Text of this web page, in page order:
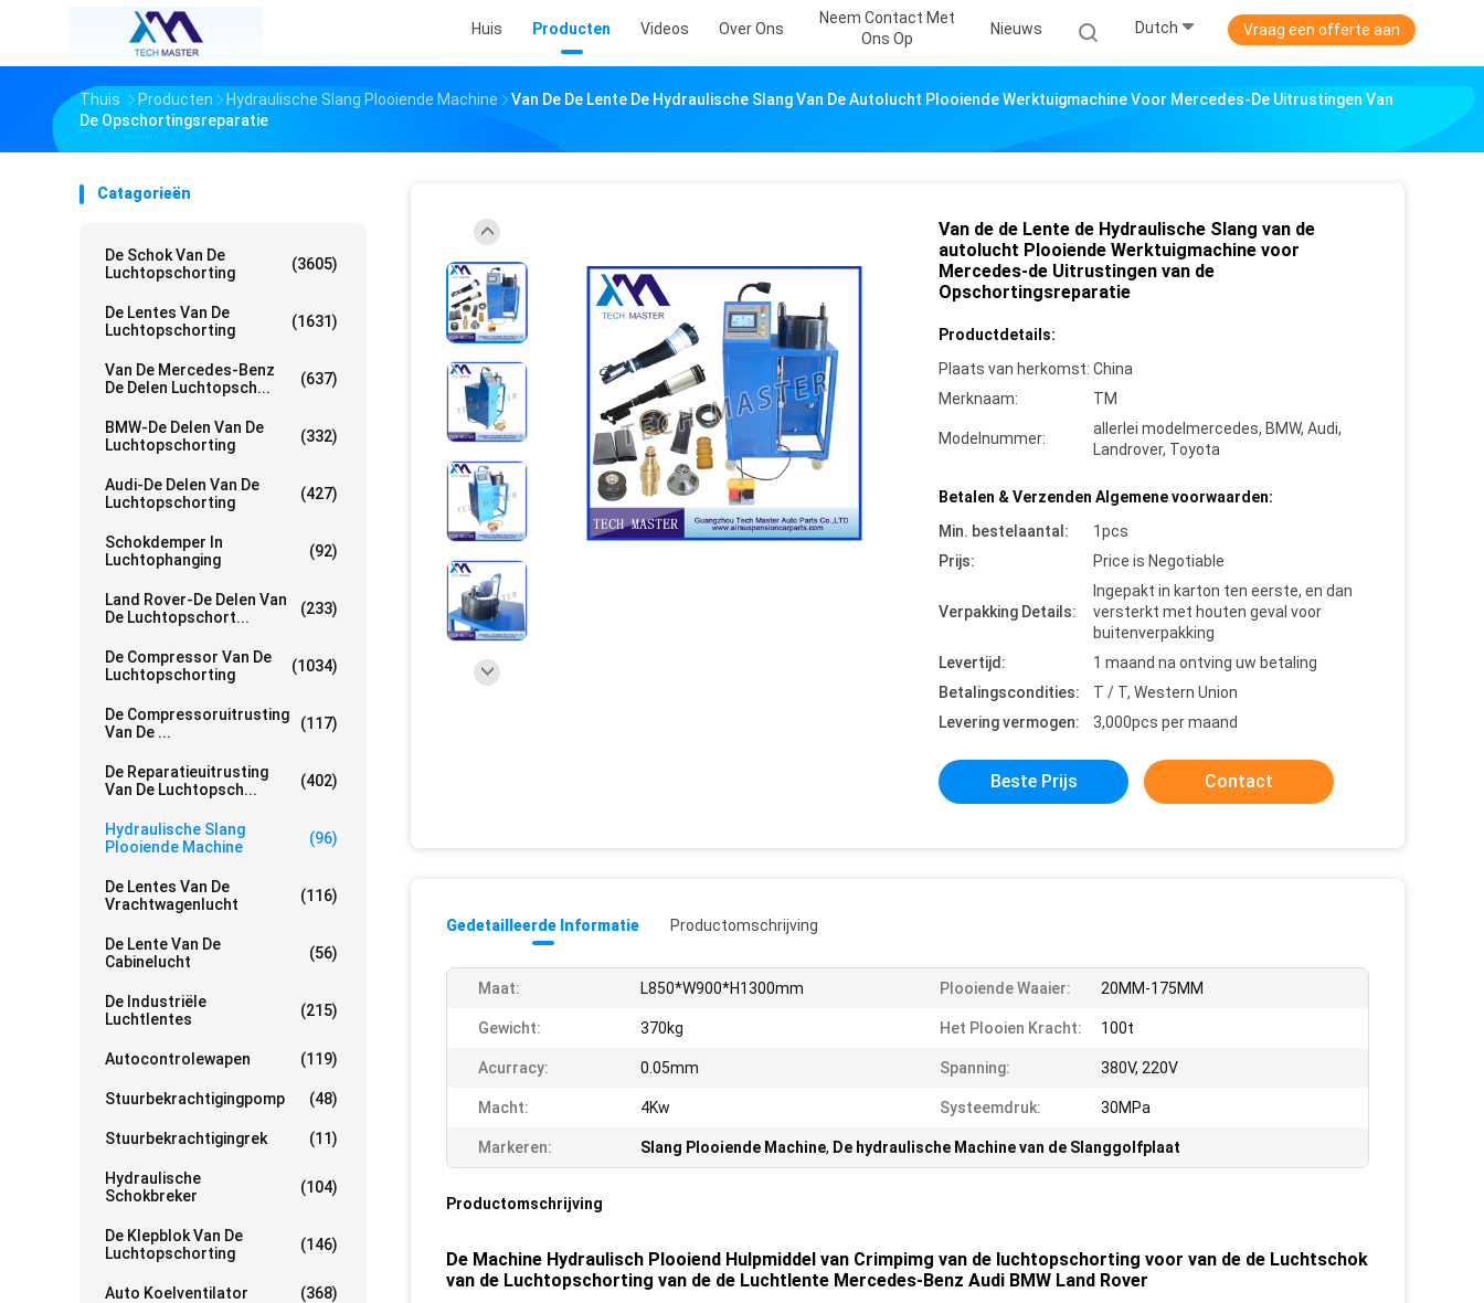
Huis Producten Videos Over Ons
Neem Contact Met
Ons Op
Nieuws Dutch Vraag een offerte aan
Thuis Producten Hydraulische Slang Plooiende Machine
Van De De Lente De Hydraulische Slang Van De Autolucht Plooiende Werktuigmachine Voor Mercedes-De Uitrustingen Van
De Opschortingsreparatie
Catagorieën
De Schok Van De
Luchtopschorting
(3605)
De Lentes Van De
Luchtopschorting
(1631)
Van De Mercedes-Benz
De Delen Luchtopsch...
(637)
BMW-De Delen Van De
Luchtopschorting
(332)
Audi-De Delen Van De
Luchtopschorting
(427)
Schokdemper In
Luchtophanging
(92)
Land Rover-De Delen Van
De Luchtopschort...
(233)
De Compressor Van De
Luchtopschorting
(1034)
De Compressoruitrusting
Van De ...
(117)
De Reparatieuitrusting
Van De Luchtopsch...
(402)
Hydraulische Slang
Plooiende Machine
(96)
De Lentes Van De
Vrachtwagenlucht
(116)
De Lente Van De
Cabinelucht
(56)
De Industriële
Luchtlentes
(215)
Autocontrolewapen (119)
Stuurbekrachtigingpomp (48)
Stuurbekrachtigingrek (11)
Hydraulische
Schokbreker
(104)
De Klepblok Van De
Luchtopschorting
(146)
Auto Koelventilator (368)
Van de de Lente de Hydraulische Slang van de
autolucht Plooiende Werktuigmachine voor
Mercedes-de Uitrustingen van de
Opschortingsreparatie
Productdetails:
Plaats van herkomst: China
Merknaam:
TM
Modelnummer:
allerlei modelmercedes, BMW, Audi,
Landrover, Toyota
Betalen & Verzenden Algemene voorwaarden:
Min. bestelaantal:
1pcs
Prijs:
Price is Negotiable
Verpakking Details:
Ingepakt in karton ten eerste, en dan
versterkt met houten geval voor
buitenverpakking
Levertijd:
1 maand na ontving uw betaling
Betalingscondities:
T / T, Western Union
Levering vermogen:
3,000pcs per maand
Beste Prijs Contact
Gedetailleerde Informatie Productomschrijving
Maat: L850*W900*H1300mm Plooiende Waaier: 20MM-175MM
Gewicht: 370kg Het Plooien Kracht: 100t
Acurracy: 0.05mm Spanning: 380V, 220V
Macht: 4Kw Systeemdruk: 30MPa
Markeren: Slang Plooiende Machine, De hydraulische Machine van de Slanggolfplaat
Productomschrijving
De Machine Hydraulisch Plooiend Hulpmiddel van Crimpimg van de luchtopschorting voor van de de Luchtschok
van de Luchtopschorting van de de Luchtlente Mercedes-Benz Audi BMW Land Rover